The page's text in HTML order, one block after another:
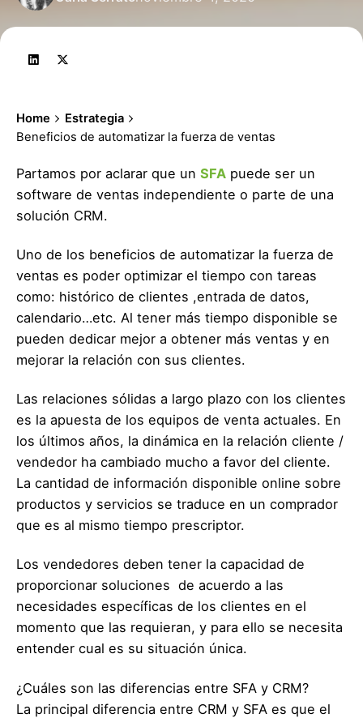
Home
Estrategia
Beneficios de automatizar la fuerza de ventas
Partamos por aclarar que un SFA puede ser un
software de ventas independiente o parte de una
solución CRM.
Uno de los beneficios de automatizar la fuerza de
ventas es poder optimizar el tiempo con tareas
como: histórico de clientes ,entrada de datos,
calendario…etc. Al tener más tiempo disponible se
pueden dedicar mejor a obtener más ventas y en
mejorar la relación con sus clientes.
Las relaciones sólidas a largo plazo con los clientes
es la apuesta de los equipos de venta actuales. En
los últimos años, la dinámica en la relación cliente /
vendedor ha cambiado mucho a favor del cliente.
La cantidad de información disponible online sobre
productos y servicios se traduce en un comprador
que es al mismo tiempo prescriptor.
Los vendedores deben tener la capacidad de
proporcionar soluciones de acuerdo a las
necesidades específicas de los clientes en el
momento que las requieran, y para ello se necesita
entender cual es su situación única.
¿Cuáles son las diferencias entre SFA y CRM?
La principal diferencia entre CRM y SFA es que el